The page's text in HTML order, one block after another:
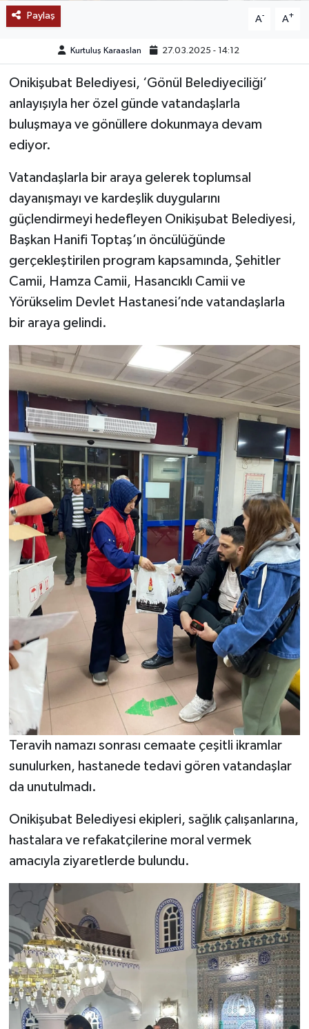
Paylaş A- A+
Kurtuluş Karaaslan 27.03.2025 - 14:12
Onikişubat Belediyesi, ‘Gönül Belediyeciliği’
anlayışıyla her özel günde vatandaşlarla
buluşmaya ve gönüllere dokunmaya devam
ediyor.
Vatandaşlarla bir araya gelerek toplumsal
dayanışmayı ve kardeşlik duygularını
güçlendirmeyi hedefleyen Onikişubat Belediyesi,
Başkan Hanifi Toptaş’ın öncülüğünde
gerçekleştirilen program kapsamında, Şehitler
Camii, Hamza Camii, Hasancıklı Camii ve
Yörükselim Devlet Hastanesi’nde vatandaşlarla
bir araya gelindi.
Teravih namazı sonrası cemaate çeşitli ikramlar
sunulurken, hastanede tedavi gören vatandaşlar
da unutulmadı.
Onikişubat Belediyesi ekipleri, sağlık çalışanlarına,
hastalara ve refakatçilerine moral vermek
amacıyla ziyaretlerde bulundu.
TREND
MEDYA
OTOMOTİV
TEKNOLOJİ
KÜLTÜR SANAT